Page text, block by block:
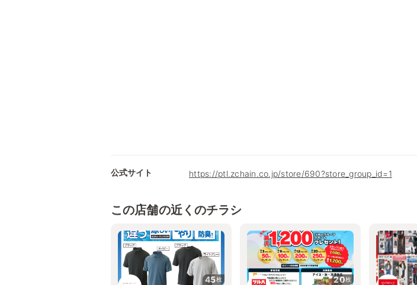
公式サイト https://ptl.zchain.co.jp/store/690?store_group_id=1
この店舗の近くのチラシ
45枚 20枚